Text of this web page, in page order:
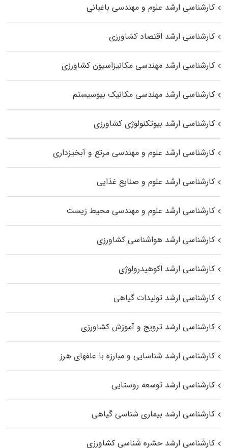
کارشناسی ارشد علوم و مهندسی باغبانی
کارشناسی ارشد اقتصاد کشاورزی
کارشناسی ارشد مهندسی مکانیزاسیون کشاورزی
کارشناسی ارشد مهندسی مکانیک بیوسیستم
کارشناسی ارشد بیوتکنولوژی کشاورزی
کارشناسی ارشد علوم و مهندسی مرتع و آبخیزداری
کارشناسی ارشد علوم و صنایع غذایی
کارشناسی ارشد علوم و مهندسی محیط زیست
کارشناسی ارشد هواشناسی کشاورزی
کارشناسی ارشد اکوهیدرولوژی
کارشناسی ارشد تولیدات گیاهی
کارشناسی ارشد ترویج و آموزش کشاورزی
کارشناسی ارشد شناسایی و مبارزه با علفهای هرز
کارشناسی ارشد توسعه روستایی
کارشناسی ارشد بیماری‌ شناسی گیاهی
کارشناسی ارشد حشره‌ شناسی کشاورزی